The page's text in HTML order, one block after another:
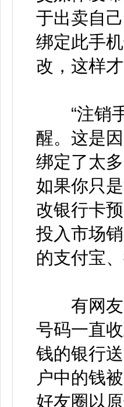
于出卖自
绑定此手
改，这样
“注销手
醒。这是
绑定了太
如果你只
改银行卡
投入市场
的支付宝
有网友
号码一直
钱的银行
户中的钱
好友圈以